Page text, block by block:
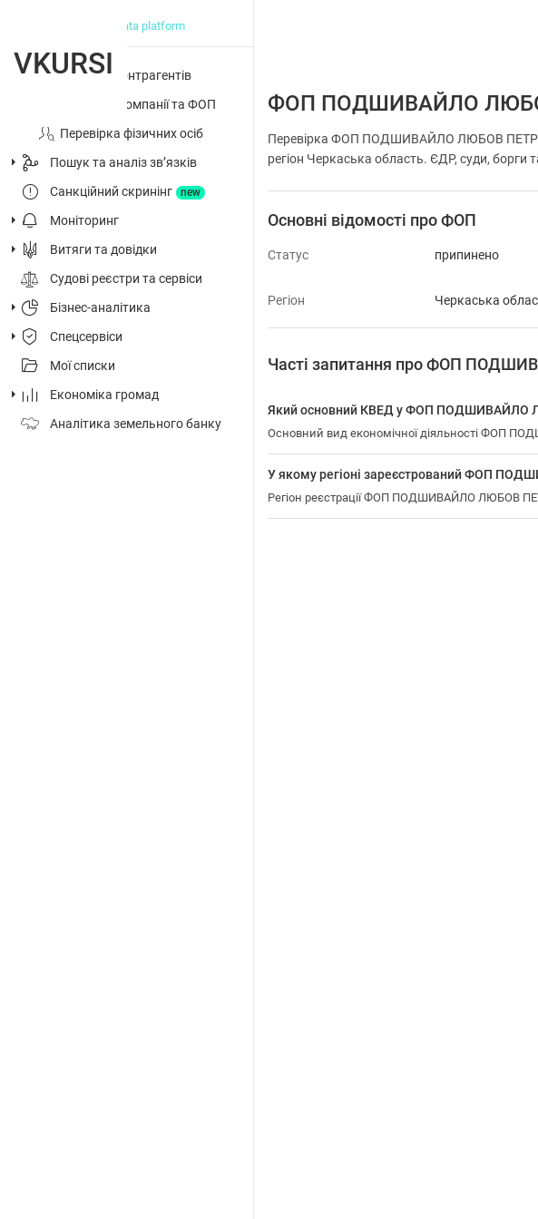
big data platform
Перевірка контрагентів
Досьє на компанії та ФОП
Перевірка фізичних осіб
Пошук та аналіз звʼязків
Санкційний скринінг
new
Моніторинг
Витяги та довідки
Судові реєстри та сервіси
Бізнес-аналітика
Спецсервіси
Мої списки
Економіка громад
Аналітика земельного банку
ФОП ПОДШИВАЙЛО
Перевірка ФОП ПОДШИВАЙЛО ЛЮБОВ
регіон Черкаська область. ЄДР, суди, борги
Основні відомості про ФОП
Статус припинено
Регіон
Черкаська
Часті запитання про ФОП
Який основний КВЕД у ФОП ПОДШИВАЙЛО
Основний вид економічної діяльності ФОП
У якому регіоні зареєстрований ФОП
Регіон реєстрації ФОП ПОДШИВАЙЛО ЛЮБОВ
VKURSI